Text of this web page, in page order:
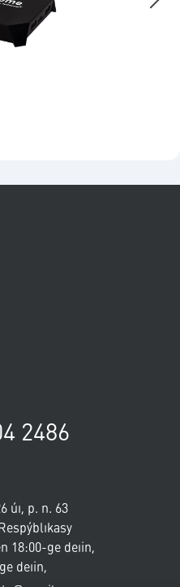
úı, p. n. 63
18:00-ge deıin,
deıin,
2486